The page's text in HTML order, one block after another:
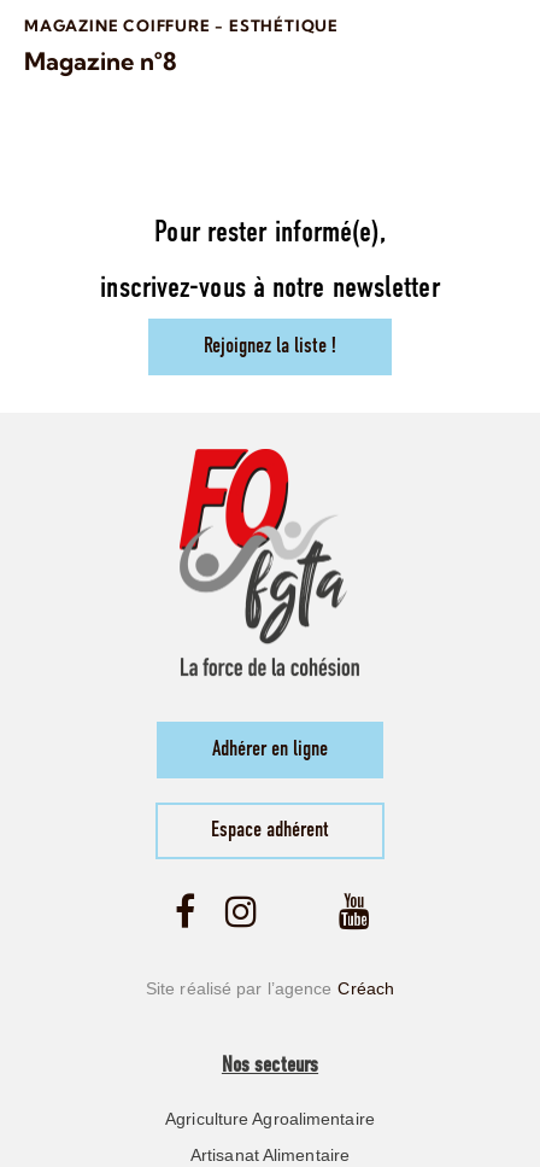
MAGAZINE COIFFURE - ESTHÉTIQUE
Magazine n°8
Pour rester informé(e),
inscrivez-vous à notre newsletter
Rejoignez la liste !
Adhérer en ligne
Espace adhérent
Site réalisé par l’agence Créach
Nos secteurs
Agriculture Agroalimentaire
Artisanat Alimentaire